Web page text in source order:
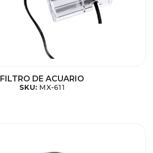
FILTRO DE ACUARIO
SKU: MX-611